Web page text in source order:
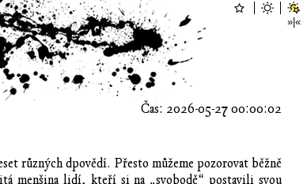
Čas: 2026-05-27 00:00:02
různých dpovědí. Přesto můžeme pozorovat běžně
menšina lidí, kteří si na „svobodě“ postavili svou